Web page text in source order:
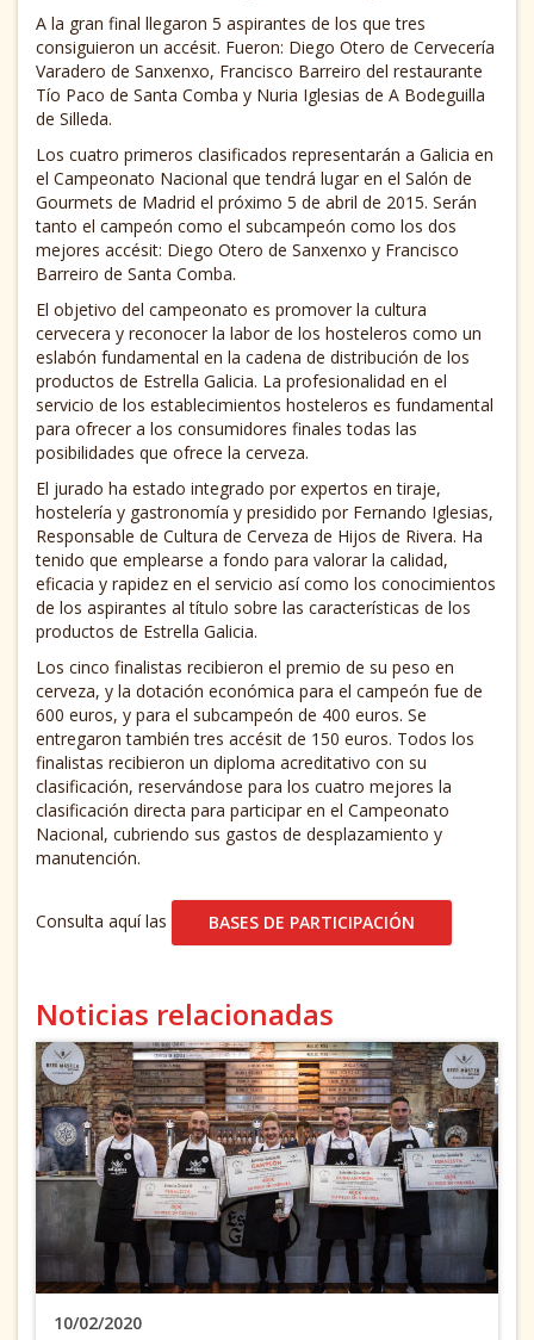
A la gran final llegaron 5 aspirantes de los que tres
consiguieron un accésit. Fueron: Diego Otero de Cervecería
Varadero de Sanxenxo, Francisco Barreiro del restaurante
Tío Paco de Santa Comba y Nuria Iglesias de A Bodeguilla
de Silleda.
Los cuatro primeros clasificados representarán a Galicia en
el Campeonato Nacional que tendrá lugar en el Salón de
Gourmets de Madrid el próximo 5 de abril de 2015. Serán
tanto el campeón como el subcampeón como los dos
mejores accésit: Diego Otero de Sanxenxo y Francisco
Barreiro de Santa Comba.
El objetivo del campeonato es promover la cultura
cervecera y reconocer la labor de los hosteleros como un
eslabón fundamental en la cadena de distribución de los
productos de Estrella Galicia. La profesionalidad en el
servicio de los establecimientos hosteleros es fundamental
para ofrecer a los consumidores finales todas las
posibilidades que ofrece la cerveza.
El jurado ha estado integrado por expertos en tiraje,
hostelería y gastronomía y presidido por Fernando Iglesias,
Responsable de Cultura de Cerveza de Hijos de Rivera. Ha
tenido que emplearse a fondo para valorar la calidad,
eficacia y rapidez en el servicio así como los conocimientos
de los aspirantes al título sobre las características de los
productos de Estrella Galicia.
Los cinco finalistas recibieron el premio de su peso en
cerveza, y la dotación económica para el campeón fue de
600 euros, y para el subcampeón de 400 euros. Se
entregaron también tres accésit de 150 euros. Todos los
finalistas recibieron un diploma acreditativo con su
clasificación, reservándose para los cuatro mejores la
clasificación directa para participar en el Campeonato
Nacional, cubriendo sus gastos de desplazamiento y
manutención.
Consulta aquí las BASES DE PARTICIPACIÓN
Noticias relacionadas
10/02/2020